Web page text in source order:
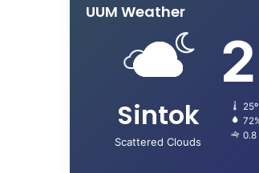
UUM Weather
Sintok
Scattered Clouds
0.8